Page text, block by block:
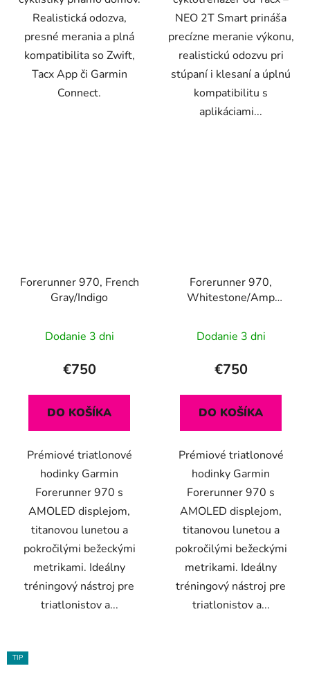
Realistická odozva,
presné merania a plná
kompatibilita so Zwift,
Tacx App či Garmin
Connect.
NEO 2T Smart prináša
precízne meranie výkonu,
realistickú odozvu pri
stúpaní i klesaní a úplnú
kompatibilitu s
aplikáciami...
Forerunner 970, French
Gray/Indigo
Dodanie 3 dni
€750
DO KOŠÍKA
Prémiové triatlonové
hodinky Garmin
Forerunner 970 s
AMOLED displejom,
titanovou lunetou a
pokročilými bežeckými
metrikami. Ideálny
tréningový nástroj pre
triatlonistov a...
Forerunner 970,
Whitestone/Amp
Dodanie 3 dni
€750
DO KOŠÍKA
Prémiové triatlonové
hodinky Garmin
Forerunner 970 s
AMOLED displejom,
titanovou lunetou a
pokročilými bežeckými
metrikami. Ideálny
tréningový nástroj pre
triatlonistov a...
TIP